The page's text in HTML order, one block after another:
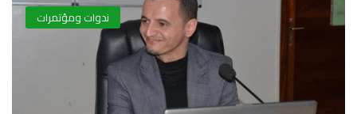
ندوات ومؤتمرات